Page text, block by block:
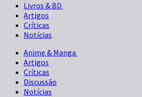
Livros & BD
Artigos
Críticas
Notícias
Anime & Manga
Artigos
Críticas
Discussão
Notícias